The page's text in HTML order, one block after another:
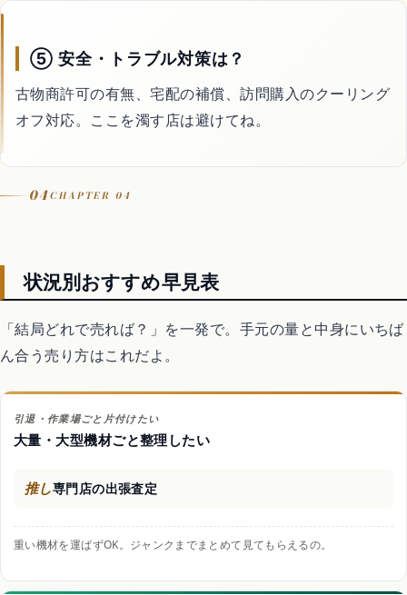
⑤ 安全・トラブル対策は？
古物商許可の有無、宅配の補償、訪問購入のクーリング
オフ対応。ここを濁す店は避けてね。
04CHAPTER 04
状況別おすすめ早見表
「結局どれで売れば？」を一発で。手元の量と中身にいちば
ん合う売り方はこれだよ。
引退・作業場ごと片付けたい
大量・大型機材ごと整理したい
推し専門店の出張査定
重い機材を運ばずOK。ジャンクまでまとめて見てもらえるの。